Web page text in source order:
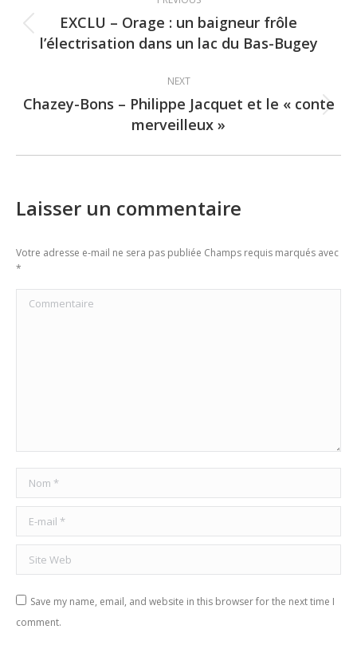
navigation
Previous
post:
EXCLU – Orage : un baigneur frôle
l’électrisation dans un lac du Bas-Bugey
NEXT
Next
post:
Chazey-Bons – Philippe Jacquet et le « conte
merveilleux »
Laisser un commentaire
Votre adresse e-mail ne sera pas publiée Champs requis marqués avec
*
Commentaire
Nom *
E-mail *
Site Web
Save my name, email, and website in this browser for the next time I
comment.